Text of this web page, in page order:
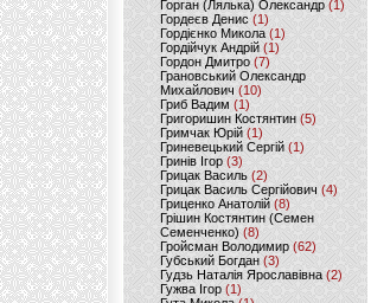
Горган (Лялька) Олександр(1)
Гордеєв Денис (1)
Гордієнко Микола (1)
Гордійчук Андрій (1)
Гордон Дмитро (7)
Грановський Олександр
Михайлович (10)
Гриб Вадим (1)
Григоришин Костянтин (5)
Гримчак Юрій(1)
Гриневецький Сергій(1)
Гринів Ігор (3)
Грицак Василь (2)
Грицак Василь Сергійович (4)
Гриценко Анатолій (8)
Грішин Костянтин (Семен
Семенченко)(8)
Гройсман Володимир(62)
Губський Богдан (3)
Гудзь Наталія Ярославівна(2)
Гужва Ігор (1)